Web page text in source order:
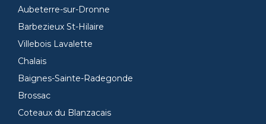
Aubeterre-sur-Dronne
Barbezieux St-Hilaire
Villebois Lavalette
Chalais
Baignes-Sainte-Radegonde
Brossac
Coteaux du Blanzacais